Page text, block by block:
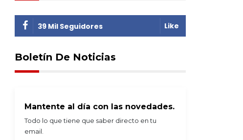
39 Mil Seguidores Like
Boletín De Noticias
Mantente al día con las novedades.
Todo lo que tiene que saber directo en tu
email.